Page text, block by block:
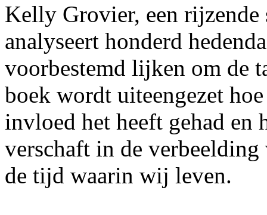
Kelly Grovier, een
analyseert honderd
voorbestemd lijken om de
boek wordt uiteengezet
invloed het heeft gehad en
verschaft in de
de tijd waarin wij leven.